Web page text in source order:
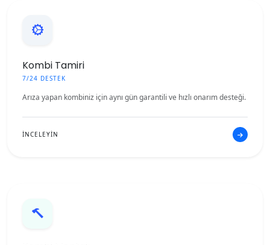
Kombi Tamiri
7/24 DESTEK
Arıza yapan kombiniz için aynı gün garantili ve hızlı onarım desteği.
İNCELEYİN